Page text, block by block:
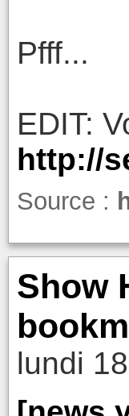
Pfff...
EDIT:
http://
Source :
Show
lundi